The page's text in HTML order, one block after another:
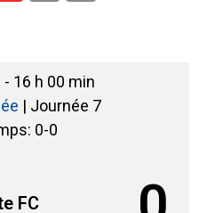
- 16 h 00 min
| Journée 7
0-0
FC